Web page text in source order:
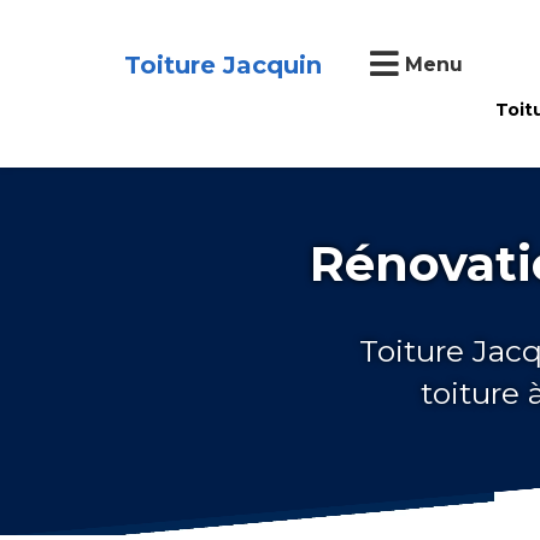
Toiture Jacquin Menu
Toiture
toiture